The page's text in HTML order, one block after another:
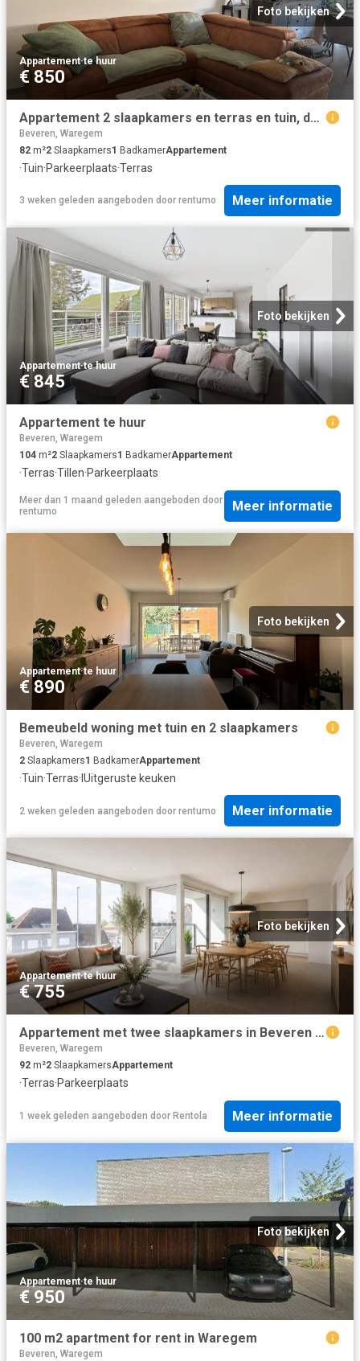
Foto bekijken
Appartement·te huur
€ 850
Appartement 2 slaapkamers en terras en tuin, dubbele garage
Beveren, Waregem
82 m²2 Slaapkamers1 BadkamerAppartement
·Tuin·Parkeerplaats·Terras
3 weken geleden aangeboden door rentumo Meer informatie
Foto bekijken
Appartement·te huur
€ 845
Appartement te huur
Beveren, Waregem
104 m²2 Slaapkamers1 BadkamerAppartement
·Terras·Tillen·Parkeerplaats
Meer dan 1 maand geleden aangeboden door
rentumo
Meer informatie
Foto bekijken
Appartement·te huur
€ 890
Bemeubeld woning met tuin en 2 slaapkamers
Beveren, Waregem
2 Slaapkamers1 BadkamerAppartement
·Tuin·Terras· IUitgeruste keuken
2 weken geleden aangeboden door rentumo Meer informatie
Foto bekijken
Appartement·te huur
€ 755
Appartement met twee slaapkamers in Beveren Leie
Beveren, Waregem
92 m²2 SlaapkamersAppartement
·Terras·Parkeerplaats
1 week geleden aangeboden door Rentola Meer informatie
Foto bekijken
Appartement·te huur
€ 950
100 m2 apartment for rent in Waregem
Beveren, Waregem